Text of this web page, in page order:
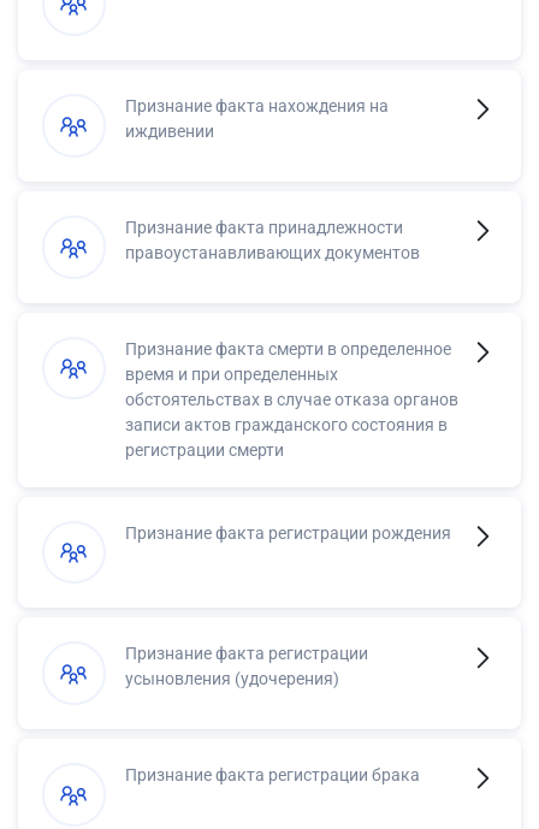
Признание факта нахождения на
иждивении
Признание факта принадлежности
правоустанавливающих документов
Признание факта смерти в определенное
время и при определенных
обстоятельствах в случае отказа органов
записи актов гражданского состояния в
регистрации смерти
Признание факта регистрации рождения
Признание факта регистрации
усыновления (удочерения)
Признание факта регистрации брака